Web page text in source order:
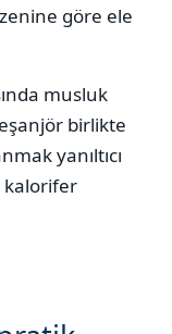
göre ele
musluk
birlikte
yanıltıcı
kalorifer